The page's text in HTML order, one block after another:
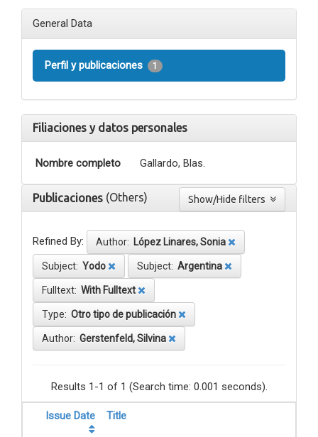
General Data
Perfil y publicaciones 1
Filiaciones y datos personales
Nombre completo Gallardo, Blas.
Publicaciones (Others)
Refined By: Author: López Linares, Sonia
Subject: Yodo Subject: Argentina
Fulltext: With Fulltext
Type: Otro tipo de publicación
Author: Gerstenfeld, Silvina
Results 1-1 of 1 (Search time: 0.001 seconds).
Issue Date Title